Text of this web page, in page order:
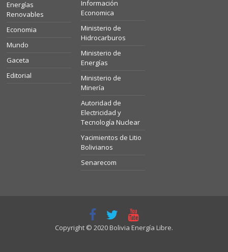
Energías
Renovables
Economia
Mundo
Gaceta
Editorial
Información
Economica
Ministerio de
Hidrocarburos
Ministerio de
Energías
Ministerio de
Minería
Autoridad de
Electricidad y
Tecnología Nuclear
Yacimientos de Litio
Bolivianos
Senarecom
Copyright © 2020 Bolivia Energía Libre.